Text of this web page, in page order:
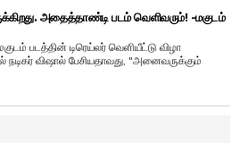
அதைத்தாண்டி படம் வெளிவரும்! -மகுடம்
படத்தின் டிரெய்லர் வெளியீட்டு விழா